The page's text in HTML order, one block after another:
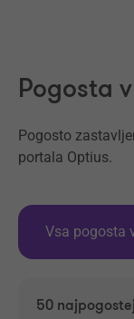
Pogosta
Pogosto
portala Optius.
Vsa pogosta
50